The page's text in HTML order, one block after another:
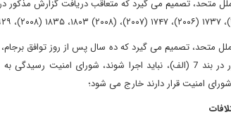
وفق ماده ۴۱ منشور ملل متحد، تصمیم می گیرد که ده سال پس از روز
و هیچ کدام از قطعنامه های مذکور در بند 7 (الف)، نباید اجرا
امنیت قرار دارند خارج می شود؛